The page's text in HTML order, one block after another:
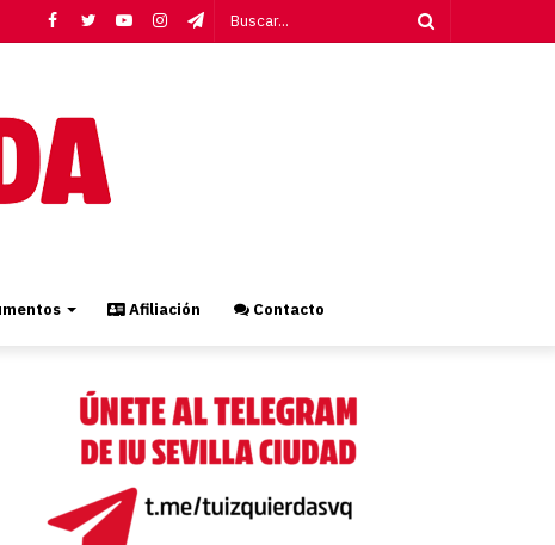
Telegram
Instagram
YouTube
Twitter
Facebook
Afiliación Contacto